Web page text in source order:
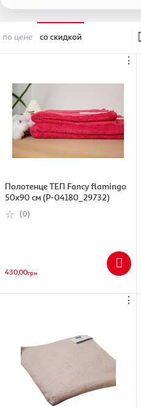
по цене со скидкой
⋮
Полотенце ТЕП Fancy flamingo
50x90 см (Р-04180_29732)
(0)
430,00грн
⋮